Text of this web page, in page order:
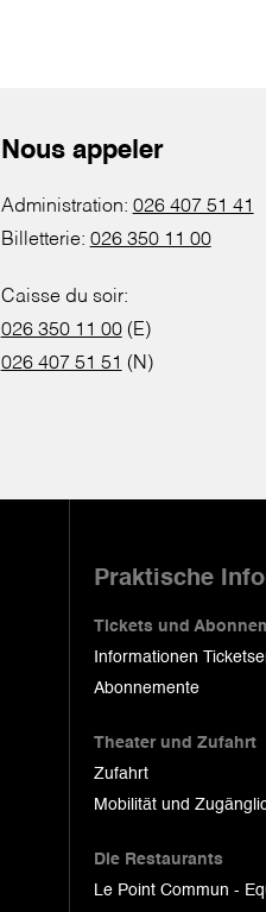
Nous appeler
Administration: 026 407 51 41
Billetterie: 026 350 11 00
Caisse du soir:
026 350 11 00(E)
026 407 51 51 (N)
Praktische
Tickets und
Informationen
Abonnemente
Theater und Zufahrt
Zufahrt
Mobilität und
Die Restaurants
Le Point Commun -